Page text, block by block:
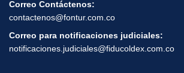
Correo Contáctenos:
contactenos@fontur.com.co
Correo para notificaciones judiciales:
notificaciones.judiciales@fiducoldex.com.co